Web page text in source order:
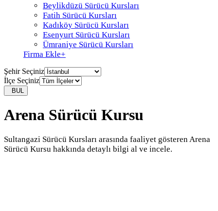
Beylikdüzü Sürücü Kursları
Fatih Sürücü Kursları
Kadıköy Sürücü Kursları
Esenyurt Sürücü Kursları
Ümraniye Sürücü Kursları
Firma Ekle+
Şehir Seçiniz
İlçe Seçiniz
BUL
Arena Sürücü Kursu
Sultangazi Sürücü Kursları arasında faaliyet gösteren Arena
Sürücü Kursu hakkında detaylı bilgi al ve incele.